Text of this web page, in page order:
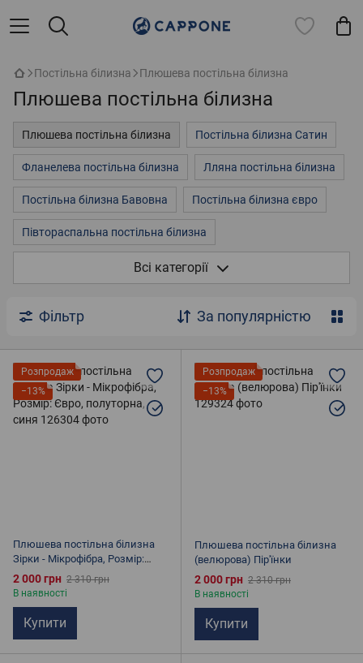
Постільна білизна Плюшева постільна білизна
Плюшева постільна білизна
Плюшева постільна білизна Постільна білизна Сатин
Фланелева постільна білизна Лляна постільна білизна
Постільна білизна Бавовна Постільна білизна євро
Півтораспальна постільна білизна
Різнокольорова постільна білизна
Двоспальна постільна білизна
Всі категорії
Фільтр За популярністю
Розпродаж
−13%
Плюшева постільна білизна
Зірки - Мікрофібра, Розмір:
Євро, полуторна, синя
2 000 грн 2 310 грн
В наявності
Купити
Розпродаж
−13%
Плюшева постільна білизна
(велюрова) Пір'їнки
2 000 грн 2 310 грн
В наявності
Купити